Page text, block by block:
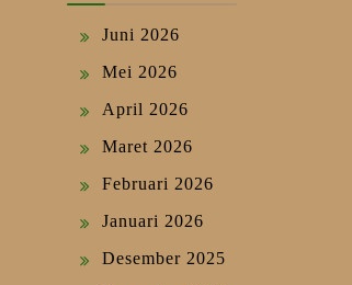
Juni 2026
Mei 2026
April 2026
Maret 2026
Februari 2026
Januari 2026
Desember 2025